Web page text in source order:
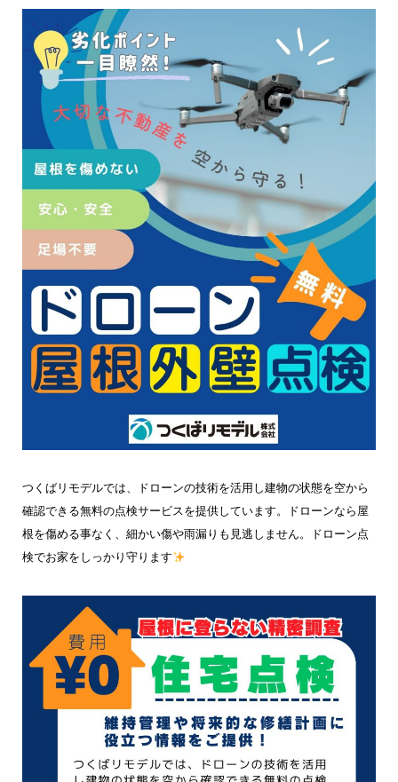
つくばリモデルでは、ドローンの技術を活用し建物の状態を空から
確認できる無料の点検サービスを提供しています。ドローンなら屋
根を傷める事なく、細かい傷や雨漏りも見逃しません。ドローン点
検でお家をしっかり守ります